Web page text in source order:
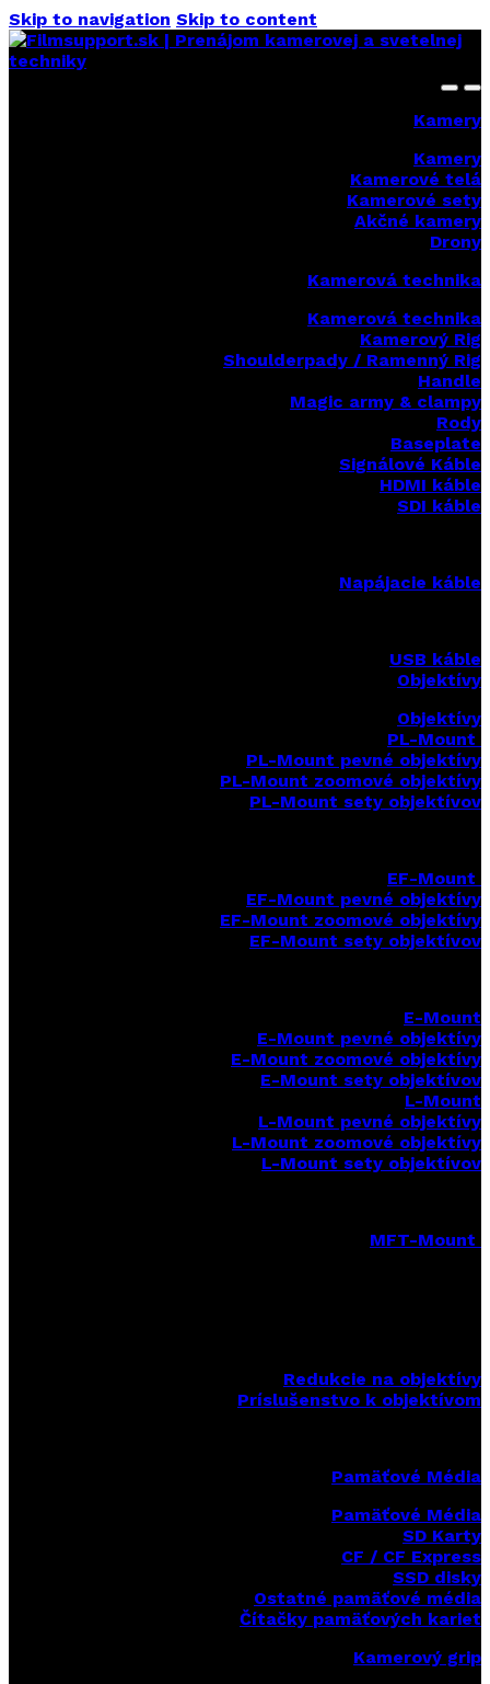
Skip to navigation Skip to content
Kamery
Kamery
Kamerové telá
Kamerové sety
Akčné kamery
Drony
Kamerová technika
Kamerová technika
Kamerový Rig
Shoulderpady / Ramenný Rig
Handle
Magic army & clampy
Rody
Baseplate
Signálové Káble
HDMI káble
SDI káble
Napájacie káble
USB káble
Objektívy
Objektívy
PL-Mount
PL-Mount pevné objektívy
PL-Mount zoomové objektívy
PL-Mount sety objektívov
EF-Mount
EF-Mount pevné objektívy
EF-Mount zoomové objektívy
EF-Mount sety objektívov
E-Mount
E-Mount pevné objektívy
E-Mount zoomové objektívy
E-Mount sety objektívov
L-Mount
L-Mount pevné objektívy
L-Mount zoomové objektívy
L-Mount sety objektívov
MFT-Mount
Redukcie na objektívy
Príslušenstvo k objektívom
Pamäťové Média
Pamäťové Média
SD Karty
CF / CF Express
SSD disky
Ostatné pamäťové média
Čítačky pamäťových kariet
Kamerový grip